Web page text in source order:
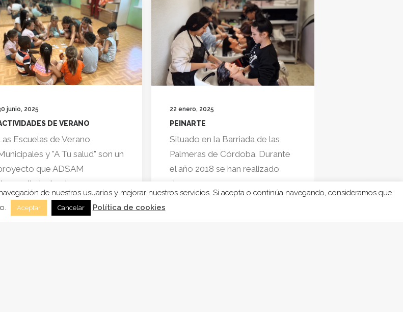
junio, 2025
DE VERANO
Escuelas de Verano
y "A Tu salud" son un
que ADSAM
desarrolla junto al…
22 enero, 2025
PEINARTE
Situado en la Barriada de las
Palmeras de Córdoba. Durante
el año 2018 se han realizado
dos…
de nuestros usuarios y mejorar nuestros servicios. Si acepta o continúa navegando, consideramos que
Aceptar Cancelar Política de cookies